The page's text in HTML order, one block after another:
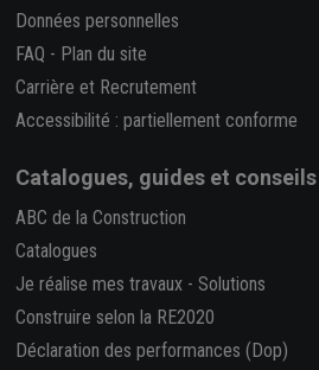
Données personnelles
FAQ - Plan du site
Carrière et Recrutement
Accessibilité : partiellement conforme
Catalogues, guides et conseils
ABC de la Construction
Catalogues
Je réalise mes travaux - Solutions
Construire selon la RE2020
Déclaration des performances (Dop)